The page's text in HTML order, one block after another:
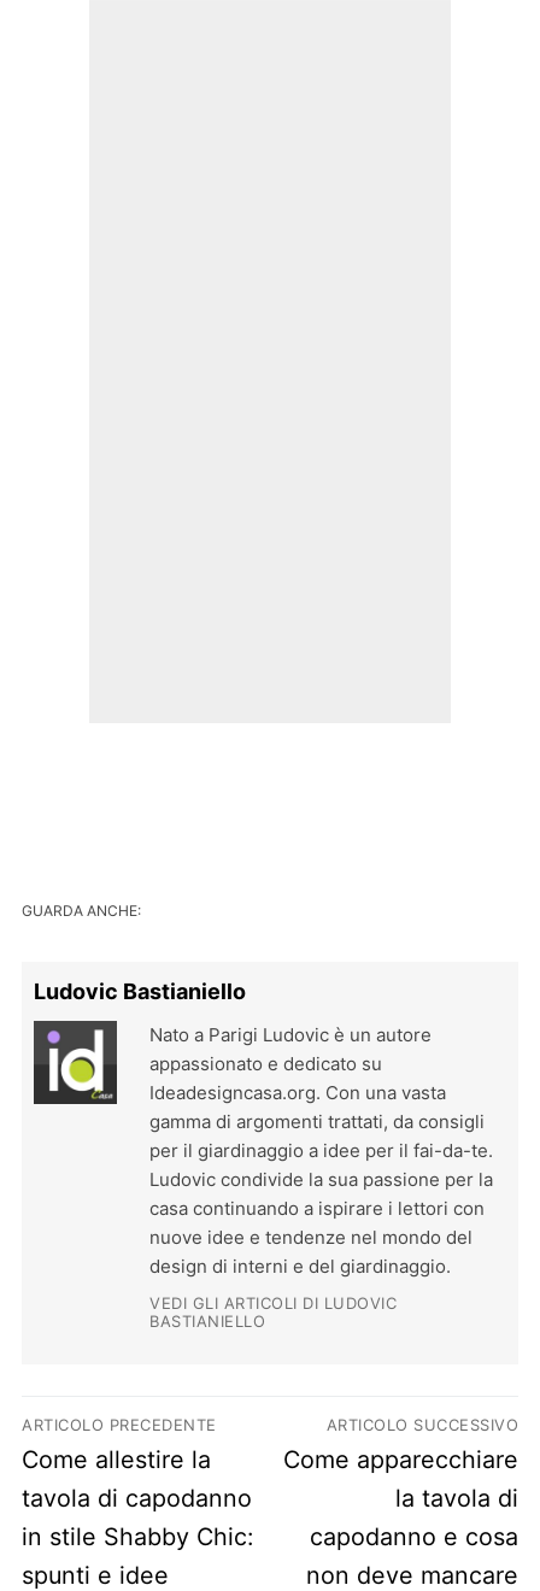
GUARDA ANCHE:
Ludovic Bastianiello
Nato a Parigi Ludovic è un autore
appassionato e dedicato su
Ideadesigncasa.org. Con una vasta
gamma di argomenti trattati, da consigli
per il giardinaggio a idee per il fai-da-te.
Ludovic condivide la sua passione per la
casa continuando a ispirare i lettori con
nuove idee e tendenze nel mondo del
design di interni e del giardinaggio.
VEDI GLI ARTICOLI DI LUDOVIC
BASTIANIELLO
Navigazione articoli
ARTICOLO PRECEDENTE
Previous post:
Come allestire la
tavola di capodanno
in stile Shabby Chic:
spunti e idee
ARTICOLO SUCCESSIVO
Next post:
Come apparecchiare
la tavola di
capodanno e cosa
non deve mancare